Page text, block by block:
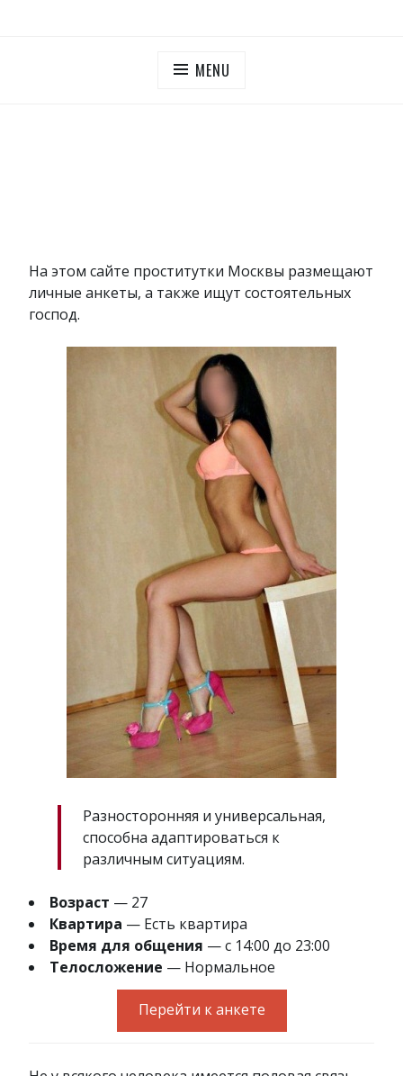
MENU
На этом сайте проститутки Москвы размещают
личные анкеты, а также ищут состоятельных
господ.
Разносторонняя и универсальная,
способна адаптироваться к
различным ситуациям.
Возраст — 27
Квартира — Есть квартира
Время для общения — с 14:00 до 23:00
Телосложение — Нормальное
Перейти к анкете